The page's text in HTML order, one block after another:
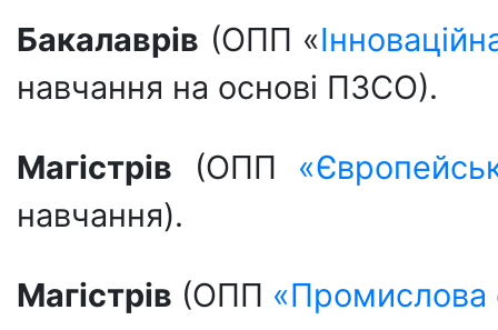
Бакалаврів (ОПП «
навчання на основі ПЗСО).
Магістрів (ОПП
навчання).
Магістрів (ОПП «Промислова